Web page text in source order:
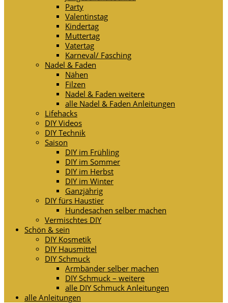
Party
Valentinstag
Kindertag
Muttertag
Vatertag
Karneval/ Fasching
Nadel & Faden
Nähen
Filzen
Nadel & Faden weitere
alle Nadel & Faden Anleitungen
Lifehacks
DIY Videos
DIY Technik
Saison
DIY im Frühling
DIY im Sommer
DIY im Herbst
DIY im Winter
Ganzjährig
DIY fürs Haustier
Hundesachen selber machen
Vermischtes DIY
Schön & sein
DIY Kosmetik
DIY Hausmittel
DIY Schmuck
Armbänder selber machen
DIY Schmuck – weitere
alle DIY Schmuck Anleitungen
alle Anleitungen